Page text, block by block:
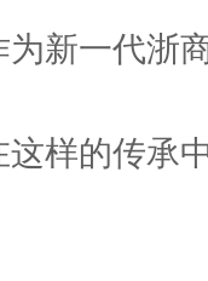
为新一代浙
样的传承